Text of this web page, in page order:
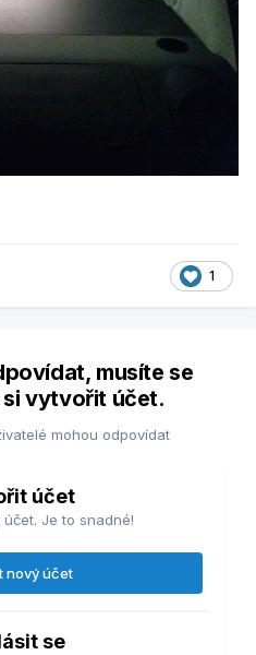
1
musíte se
vytvořit účet.
mohou odpovídat
účet
Je to snadné!
nový účet
se